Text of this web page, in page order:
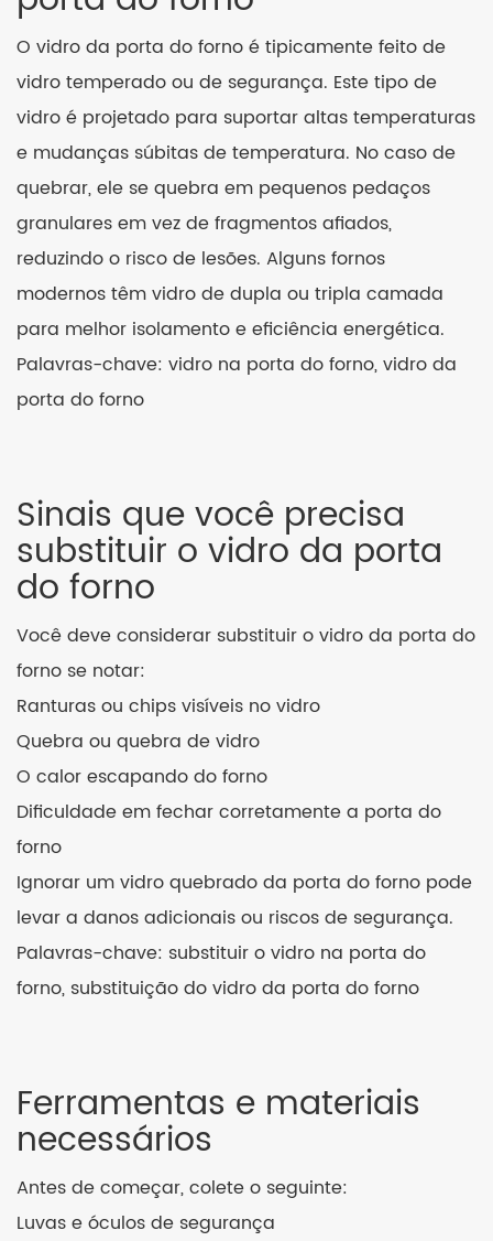
O vidro da porta do forno é tipicamente feito de
vidro temperado ou de segurança. Este tipo de
vidro é projetado para suportar altas temperaturas
e mudanças súbitas de temperatura. No caso de
quebrar, ele se quebra em pequenos pedaços
granulares em vez de fragmentos afiados,
reduzindo o risco de lesões. Alguns fornos
modernos têm vidro de dupla ou tripla camada
para melhor isolamento e eficiência energética.
Palavras-chave: vidro na porta do forno, vidro da
porta do forno
Sinais que você precisa
substituir o vidro da porta
do forno
Você deve considerar substituir o vidro da porta do
forno se notar:
Ranturas ou chips visíveis no vidro
Quebra ou quebra de vidro
O calor escapando do forno
Dificuldade em fechar corretamente a porta do
forno
Ignorar um vidro quebrado da porta do forno pode
levar a danos adicionais ou riscos de segurança.
Palavras-chave: substituir o vidro na porta do
forno, substituição do vidro da porta do forno
Ferramentas e materiais
necessários
Antes de começar, colete o seguinte:
Luvas e óculos de segurança